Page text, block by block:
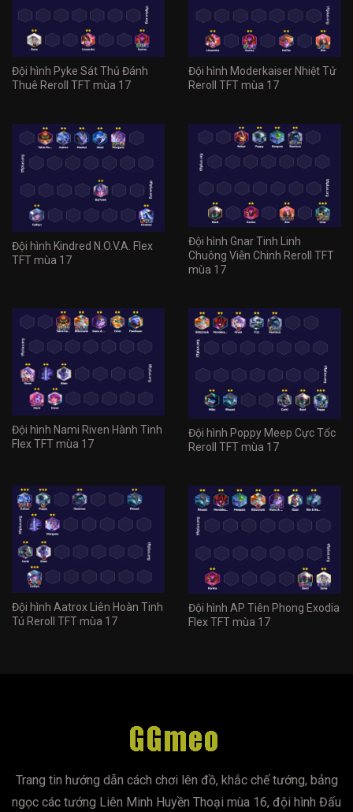
Đội hình Pyke Sát Thủ Đánh
Thuê Reroll TFT mùa 17
Đội hình Moderkaiser Nhiệt Tử
Reroll TFT mùa 17
Đội hình Kindred N.O.V.A. Flex
TFT mùa 17
Đội hình Gnar Tinh Linh
Chuông Viễn Chinh Reroll TFT
mùa 17
Đội hình Nami Riven Hành Tinh
Flex TFT mùa 17
Đội hình Poppy Meep Cực Tốc
Reroll TFT mùa 17
Đội hình Aatrox Liên Hoàn Tinh
Tú Reroll TFT mùa 17
Đội hình AP Tiên Phong Exodia
Flex TFT mùa 17
Trang tin hướng dẫn cách chơi lên đồ, khắc chế tướng, bảng
ngọc các tướng Liên Minh Huyền Thoại mùa 16, đội hình Đấu